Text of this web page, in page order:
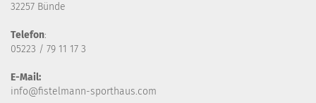
32257 Bünde
Telefon:
05223 / 79 11 17 3
E-Mail:
info@fistelmann-sporthaus.com